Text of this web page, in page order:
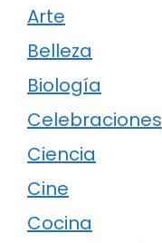
Arte
Belleza
Biología
Celebraciones
Ciencia
Cine
Cocina